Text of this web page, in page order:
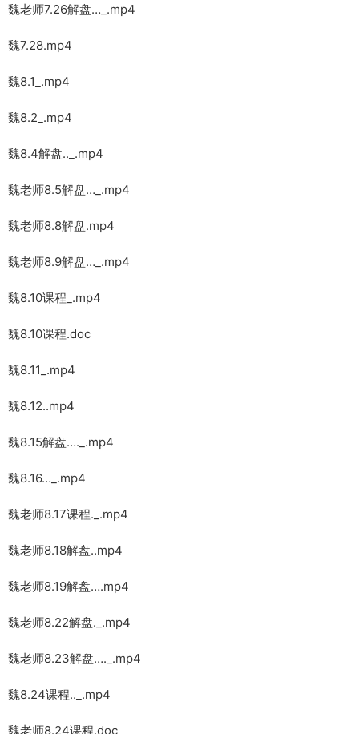
魏老师7.26解盘…_.mp4
魏7.28.mp4
魏8.1_.mp4
魏8.2_.mp4
魏8.4解盘.._.mp4
魏老师8.5解盘…_.mp4
魏老师8.8解盘.mp4
魏老师8.9解盘…_.mp4
魏8.10课程_.mp4
魏8.10课程.doc
魏8.11_.mp4
魏8.12..mp4
魏8.15解盘…._.mp4
魏8.16…_.mp4
魏老师8.17课程._.mp4
魏老师8.18解盘..mp4
魏老师8.19解盘….mp4
魏老师8.22解盘._.mp4
魏老师8.23解盘…._.mp4
魏8.24课程.._.mp4
魏老师8.24课程.doc